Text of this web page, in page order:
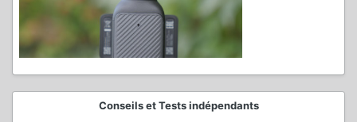
Conseils et Tests indépendants